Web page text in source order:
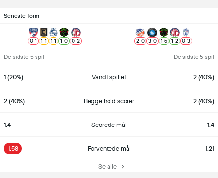
Seneste form
0-1 1-1 1-1 1-0 0-2 2-0 3-0 1-5 1-2 0-3
De sidste 5 spil De sidste 5 spil
1 (20%) Vandt spillet 2 (40%)
2 (40%) Begge hold scorer 2 (40%)
1.4 Scorede mål 1.4
1.58 Forventede mål 1.21
Se alle